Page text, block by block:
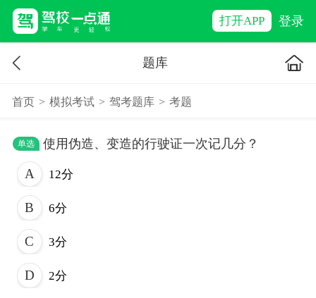
打开APP 登录
题库
首页 > 模拟考试 > 驾考题库 > 考题
单选 使用伪造、变造的行驶证一次记几分？
12分
6分
3分
2分